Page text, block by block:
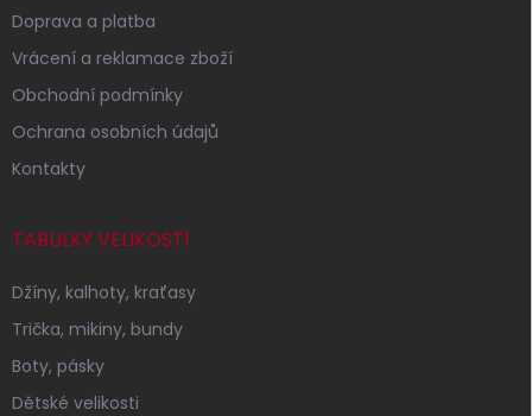
Doprava a platba
Vrácení a reklamace zboží
Obchodní podmínky
Ochrana osobních údajů
Kontakty
TABULKY VELIKOSTÍ
Džíny, kalhoty, kraťasy
Trička, mikiny, bundy
Boty, pásky
Dětské velikosti